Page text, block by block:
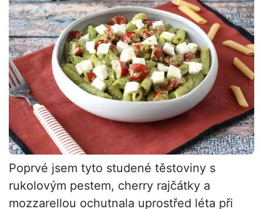
Poprvé jsem tyto studené těstoviny s
rukolovým pestem, cherry rajčátky a
mozzarellou ochutnala uprostřed léta při